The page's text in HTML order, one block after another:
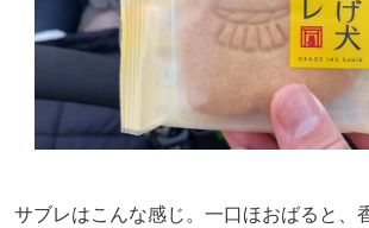
サブレはこんな感じ。一口ほおばると、